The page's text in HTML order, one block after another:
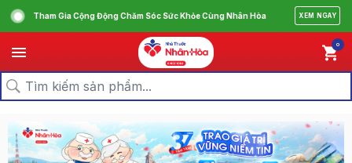
Tham Gia Cộng Động Chăm Sóc Sức Khỏe Cùng Nhân Hòa XEM NGAY
0